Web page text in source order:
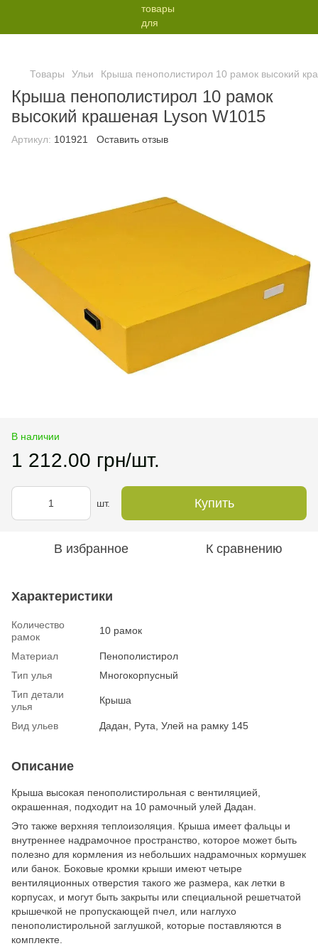
Товары Ульи Крыша пенополистирол 10 рамок высокий
Крыша пенополистирол 10 рамок
высокий крашеная Lyson W1015
Артикул: 101921 Оставить отзыв
В наличии
1 212.00 грн/шт.
шт. Купить
В избранное К сравнению
Характеристики
Количество
рамок
10 рамок
Материал
Пенополистирол
Тип улья
Многокорпусный
Тип детали
улья
Крыша
Вид ульев Дадан, Рута, Улей на рамку 145
Описание
Крыша высокая пенополистирольная c вентиляцией,
окрашенная, подходит на 10 рамочный улей Дадан.
Это также верхняя теплоизоляция. Крыша имеет фальцы и
внутреннее надрамочное пространство, которое может быть
полезно для кормления из небольших надрамочных кормушек
или банок. Боковые кромки крыши имеют четыре
вентиляционных отверстия такого же размера, как летки в
корпусах, и могут быть закрыты или специальной решетчатой
крышечкой не пропускающей пчел, или наглухо
пенополистирольной заглушкой, которые поставляются в
комплекте.